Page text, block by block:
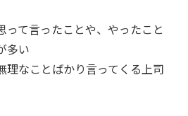
って言ったことや、やったこと
多い
理なことばかり言ってくる上司